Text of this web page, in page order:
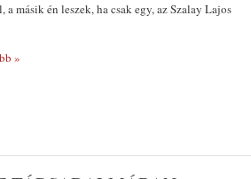
másik én leszek, ha csak egy, az Szalay Lajos
»